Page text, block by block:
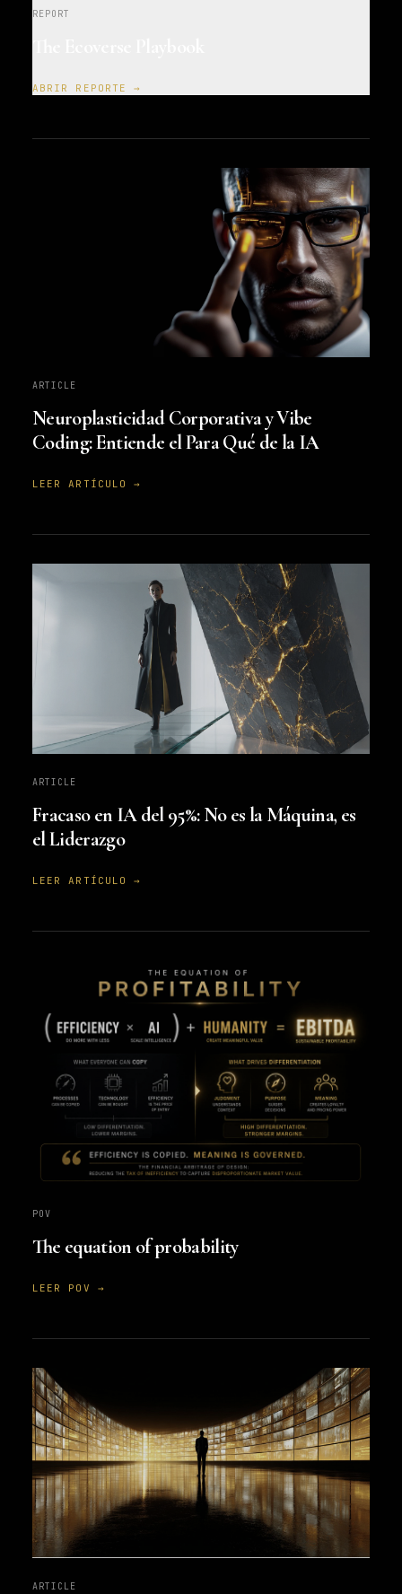
REPORT
ABRIR REPORTE →
ARTICLE
Neuroplasticidad Corporativa y Vibe
Coding: Entiende el Para Qué de la IA
LEER ARTÍCULO →
ARTICLE
Fracaso en IA del 95%: No es la Máquina, es
el Liderazgo
LEER ARTÍCULO →
POV
The equation of probability
LEER POV →
ARTICLE